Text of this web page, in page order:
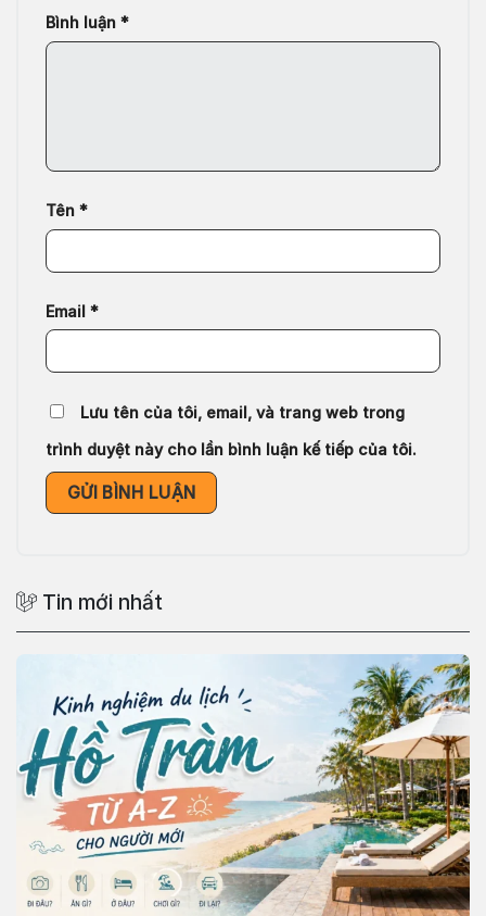
Bình luận *
Tên *
Email *
Lưu tên của tôi, email, và trang web trong
trình duyệt này cho lần bình luận kế tiếp của tôi.
Tin mới nhất